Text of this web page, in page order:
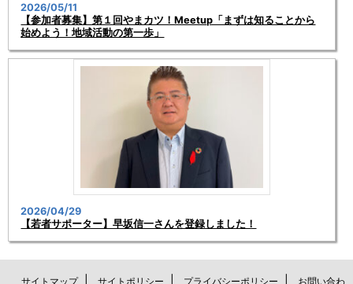
2026/05/11
【参加者募集】第１回やまカツ！Meetup「まずは知ることから
始めよう！地域活動の第一歩」
2026/04/29
【若者サポーター】早坂信一さんを登録しました！
サイトマップ サイトポリシー プライバシーポリシー お問い合わ